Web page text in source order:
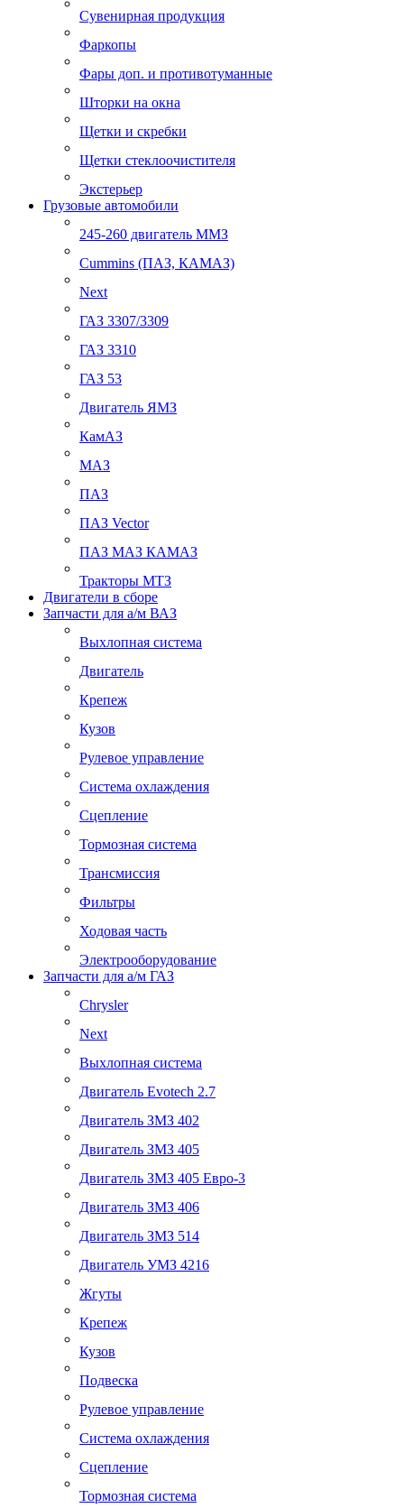
Сувенирная продукция
Фаркопы
Фары доп. и противотуманные
Шторки на окна
Щетки и скребки
Щетки стеклоочистителя
Экстерьер
Грузовые автомобили
245-260 двигатель ММЗ
Cummins (ПАЗ, КАМАЗ)
Next
ГАЗ 3307/3309
ГАЗ 3310
ГАЗ 53
Двигатель ЯМЗ
КамАЗ
МАЗ
ПАЗ
ПАЗ Vector
ПАЗ МАЗ КАМАЗ
Тракторы МТЗ
Двигатели в сборе
Запчасти для а/м ВАЗ
Выхлопная система
Двигатель
Крепеж
Кузов
Рулевое управление
Система охлаждения
Сцепление
Тормозная система
Трансмиссия
Фильтры
Ходовая часть
Электрооборудование
Запчасти для а/м ГАЗ
Chrysler
Next
Выхлопная система
Двигатель Evotech 2.7
Двигатель ЗМЗ 402
Двигатель ЗМЗ 405
Двигатель ЗМЗ 405 Евро-3
Двигатель ЗМЗ 406
Двигатель ЗМЗ 514
Двигатель УМЗ 4216
Жгуты
Крепеж
Кузов
Подвеска
Рулевое управление
Система охлаждения
Сцепление
Тормозная система